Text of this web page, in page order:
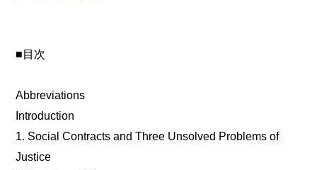
■目次
Abbreviations
Introduction
1. Social Contracts and Three Unsolved Problems of
Justice